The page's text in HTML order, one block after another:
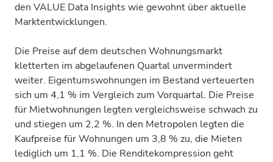
den VALUE Data Insights wie gewohnt über aktuelle
Marktentwicklungen.
Die Preise auf dem deutschen Wohnungsmarkt
kletterten im abgelaufenen Quartal unvermindert
weiter. Eigentumswohnungen im Bestand verteuerten
sich um 4,1 % im Vergleich zum Vorquartal. Die Preise
für Mietwohnungen legten vergleichsweise schwach zu
und stiegen um 2,2 %. In den Metropolen legten die
Kaufpreise für Wohnungen um 3,8 % zu, die Mieten
lediglich um 1,1 %. Die Renditekompression geht